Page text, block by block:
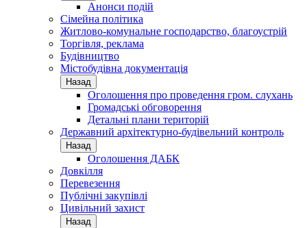
Анонси подій
Сімейна політика
Житлово-комунальне господарство, благоустрій
Торгівля, реклама
Будівництво
Містобудівна документація
Назад
Оголошення про проведення гром. слухань
Громадські обговорення
Детальні плани територій
Державний архітектурно-будівельний контроль
Назад
Оголошення ДАБК
Довкілля
Перевезення
Публічні закупівлі
Цивільний захист
Назад